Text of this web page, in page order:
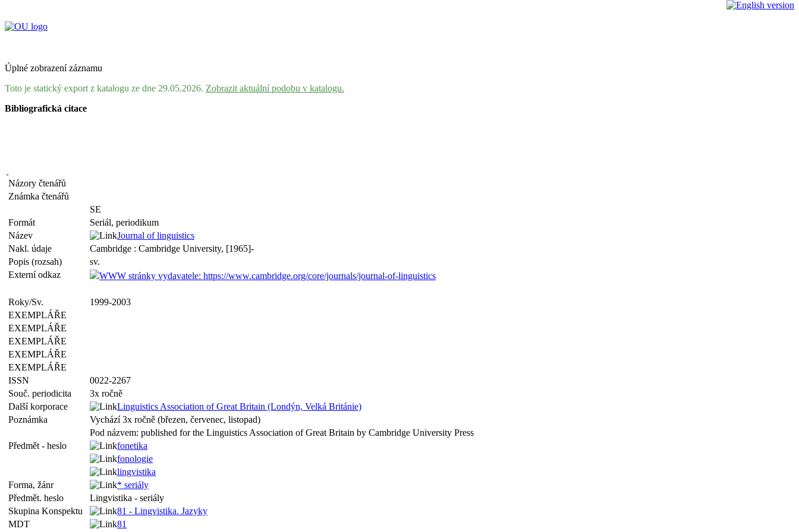
Úplné zobrazení záznamu
Toto je statický export z katalogu ze dne 29.05.2026. Zobrazit aktuální podobu v katalogu.
Bibliografická citace
Názory čtenářů
Známka čtenářů
SE
Formát
Seriál, periodikum
Název
Journal of linguistics
Nakl. údaje
Cambridge : Cambridge University, [1965]-
Popis (rozsah)
sv.
Externí odkaz
WWW stránky vydavatele: https://www.cambridge.org/core/journals/journal-of-linguistics
Roky/Sv.
1999-2003
EXEMPLÁŘE
EXEMPLÁŘE
EXEMPLÁŘE
EXEMPLÁŘE
EXEMPLÁŘE
ISSN
0022-2267
Souč. periodicita
3x ročně
Další korporace
Linguistics Association of Great Britain (Londýn, Velká Británie)
Poznámka
Vychází 3x ročně (březen, červenec, listopad)
Pod názvem: published for the Linguistics Association of Great Britain by Cambridge University Press
Předmět - heslo
fonetika
fonologie
lingvistika
Forma, žánr
* seriály
Předmět. heslo
Lingvistika - seriály
Skupina Konspektu
81 - Lingvistika. Jazyky
MDT
81